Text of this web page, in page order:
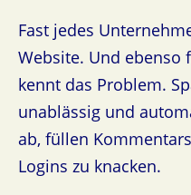
Fast jedes
Website. Und ebenso
kennt das Problem.
unablässig und
ab, füllen
Logins zu knacken.